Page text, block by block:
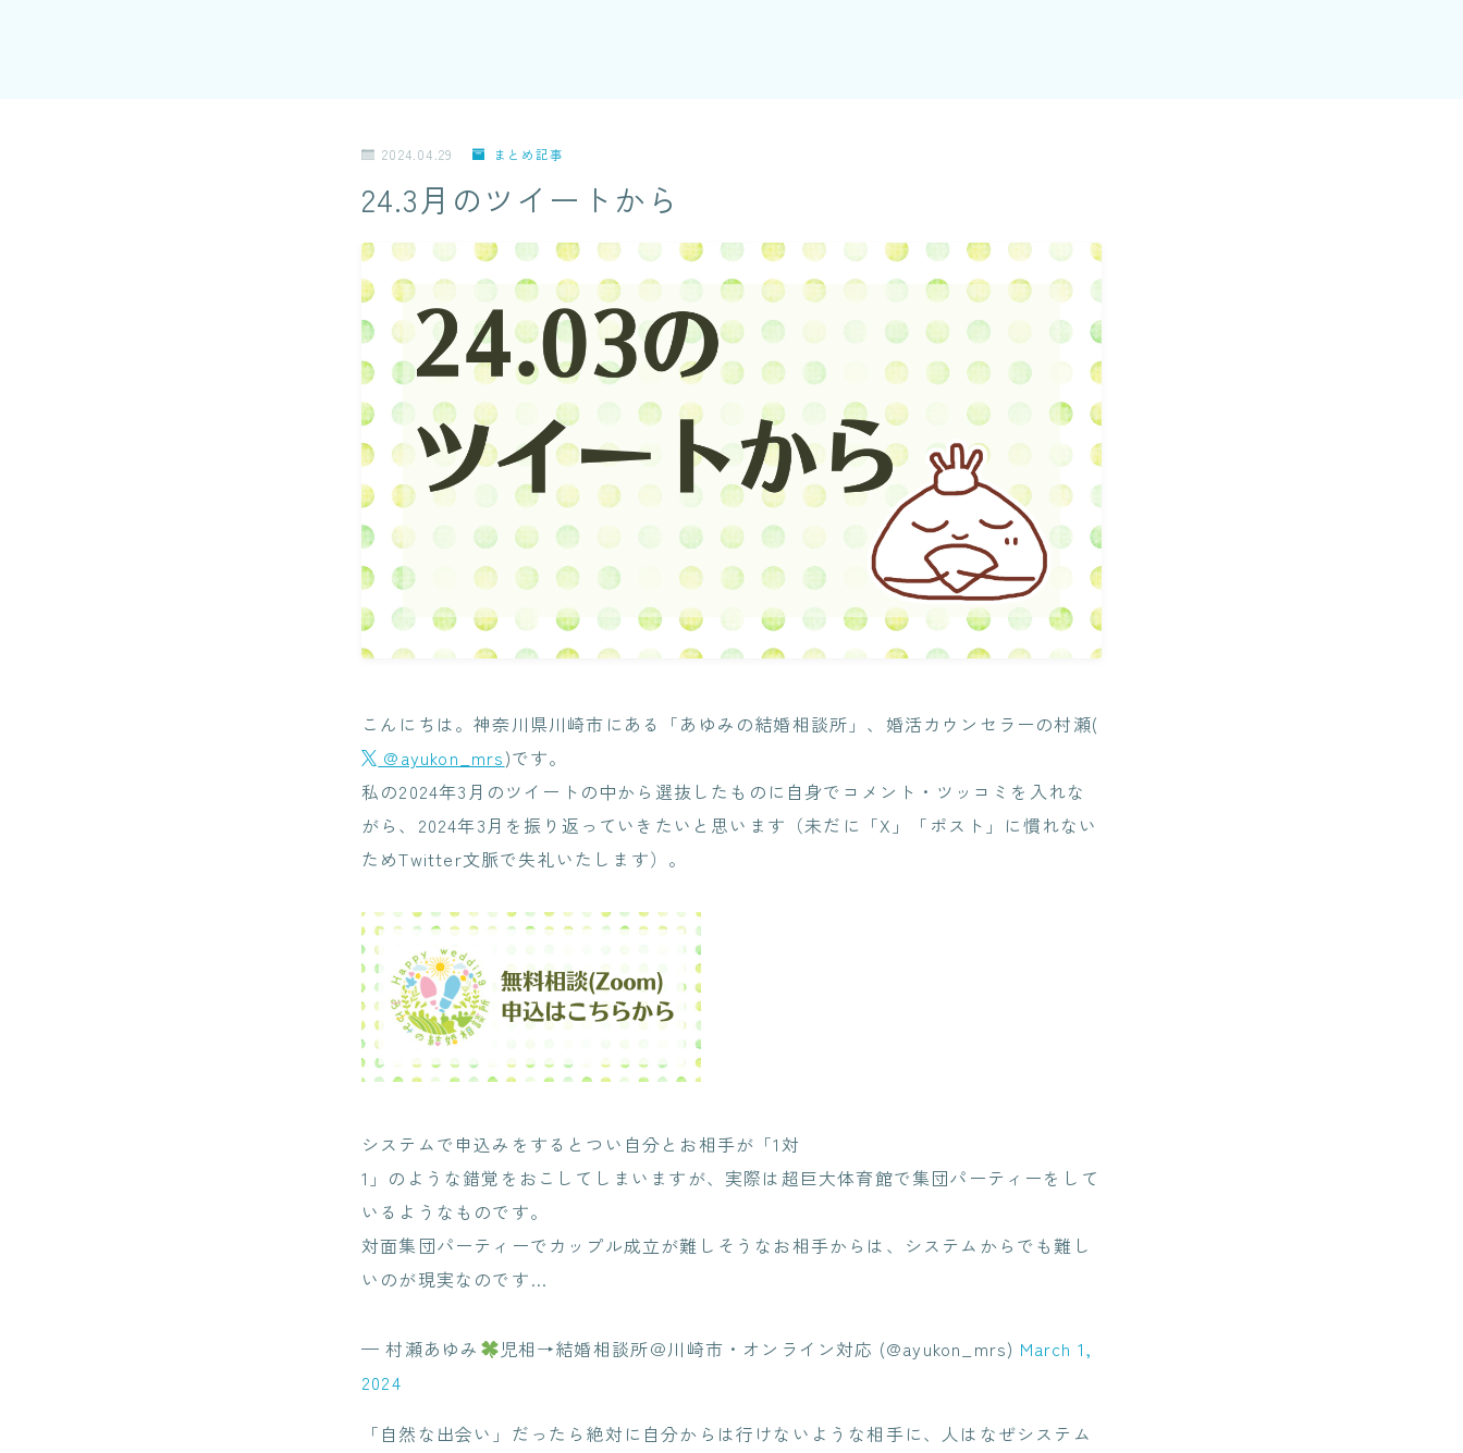
2024.04.29 まとめ記事
24.3月のツイートから
こんにちは。神奈川県川崎市にある「あゆみの結婚相談所」、婚活カウンセラーの村瀬(
@ayukon_mrs)です。
私の2024年3月のツイートの中から選抜したものに自身でコメント・ツッコミを入れな
がら、2024年3月を振り返っていきたいと思います（未だに「X」「ポスト」に慣れない
ためTwitter文脈で失礼いたします）。
システムで申込みをするとつい自分とお相手が「1対
1」のような錯覚をおこしてしまいますが、実際は超巨大体育館で集団パーティーをして
いるようなものです。
対面集団パーティーでカップル成立が難しそうなお相手からは、システムからでも難し
いのが現実なのです…
— 村瀬あゆみ 児相→結婚相談所＠川崎市・オンライン対応 (@ayukon_mrs) March 1,
2024
「自然な出会い」だったら絶対に自分からは行けないような相手に、人はなぜシステム